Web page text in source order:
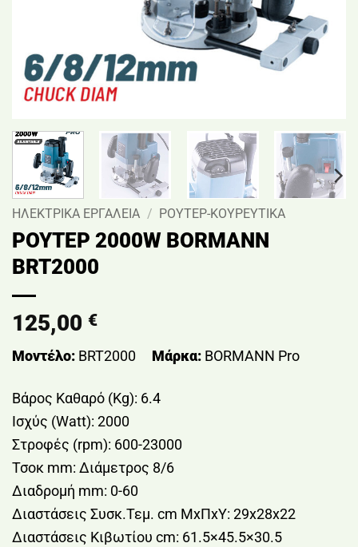
ΗΛΕΚΤΡΙΚΑ ΕΡΓΑΛΕΙΑ / ΡΟΥΤΕΡ-ΚΟΥΡΕΥΤΙΚΑ
ΡΟΥΤΕΡ 2000W BORMANN
BRT2000
125,00 €
Μοντέλο: BRT2000 Μάρκα: BORMANN Pro
Βάρος Καθαρό (Kg): 6.4
Ισχύς (Watt): 2000
Στροφές (rpm): 600-23000
Τσοκ mm: Διάμετρος 8/6
Διαδρομή mm: 0-60
Διαστάσεις Συσκ.Τεμ. cm ΜxΠxΥ: 29x28x22
Διαστάσεις Κιβωτίου cm: 61.5×45.5×30.5